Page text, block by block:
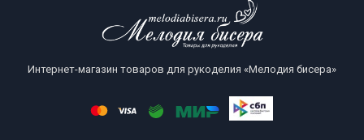
Интернет-магазин товаров для рукоделия «Мелодия бисера»